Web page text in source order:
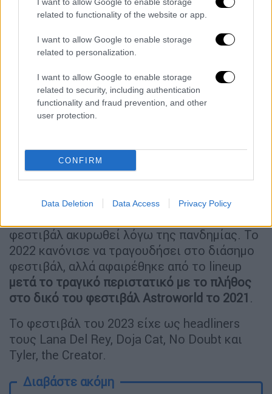
related to functionality of the website or app.
I want to allow Google to enable storage
related to personalization.
I want to allow Google to enable storage
related to security, including authentication
functionality and fraud prevention, and other
user protection.
CONFIRM
Data Deletion Data Access Privacy Policy
φορά, αν και ο frontman Μπίλι Τζο
Replacements το 2014.
headliner, καταλαμβάνοντας την ίδια θέση
που είχαν οι No Doubt το 2024. Σε Δελτίο
Τύπου, οι εκπρόσωποι του Σκοτ
στην κεντρική σκηνή το βράδυ του Σαββάτου
«όπου θα κάνει το ντεμπούτο του στον
κόσμο σε μια εντελώς νέα εποχή μουσικής».
Ο Σκοτ ήταν προγραμματισμένο να
φεστιβάλ ακυρωθεί λόγω της πανδημίας. Το
2022 κανόνισε να τραγουδήσει στο διάσημο
φεστιβάλ, αλλά αφαιρέθηκε από το lineup
μετά το τραγικό περιστατικό με το πλήθος
στο δικό του φεστιβάλ Astroworld το 2021 .
Το φεστιβάλ του 2023 είχε ως headliners
τους Lana Del Rey, Doja Cat, No Doubt και
Tyler, the Creator.
Διαβάστε ακόμη